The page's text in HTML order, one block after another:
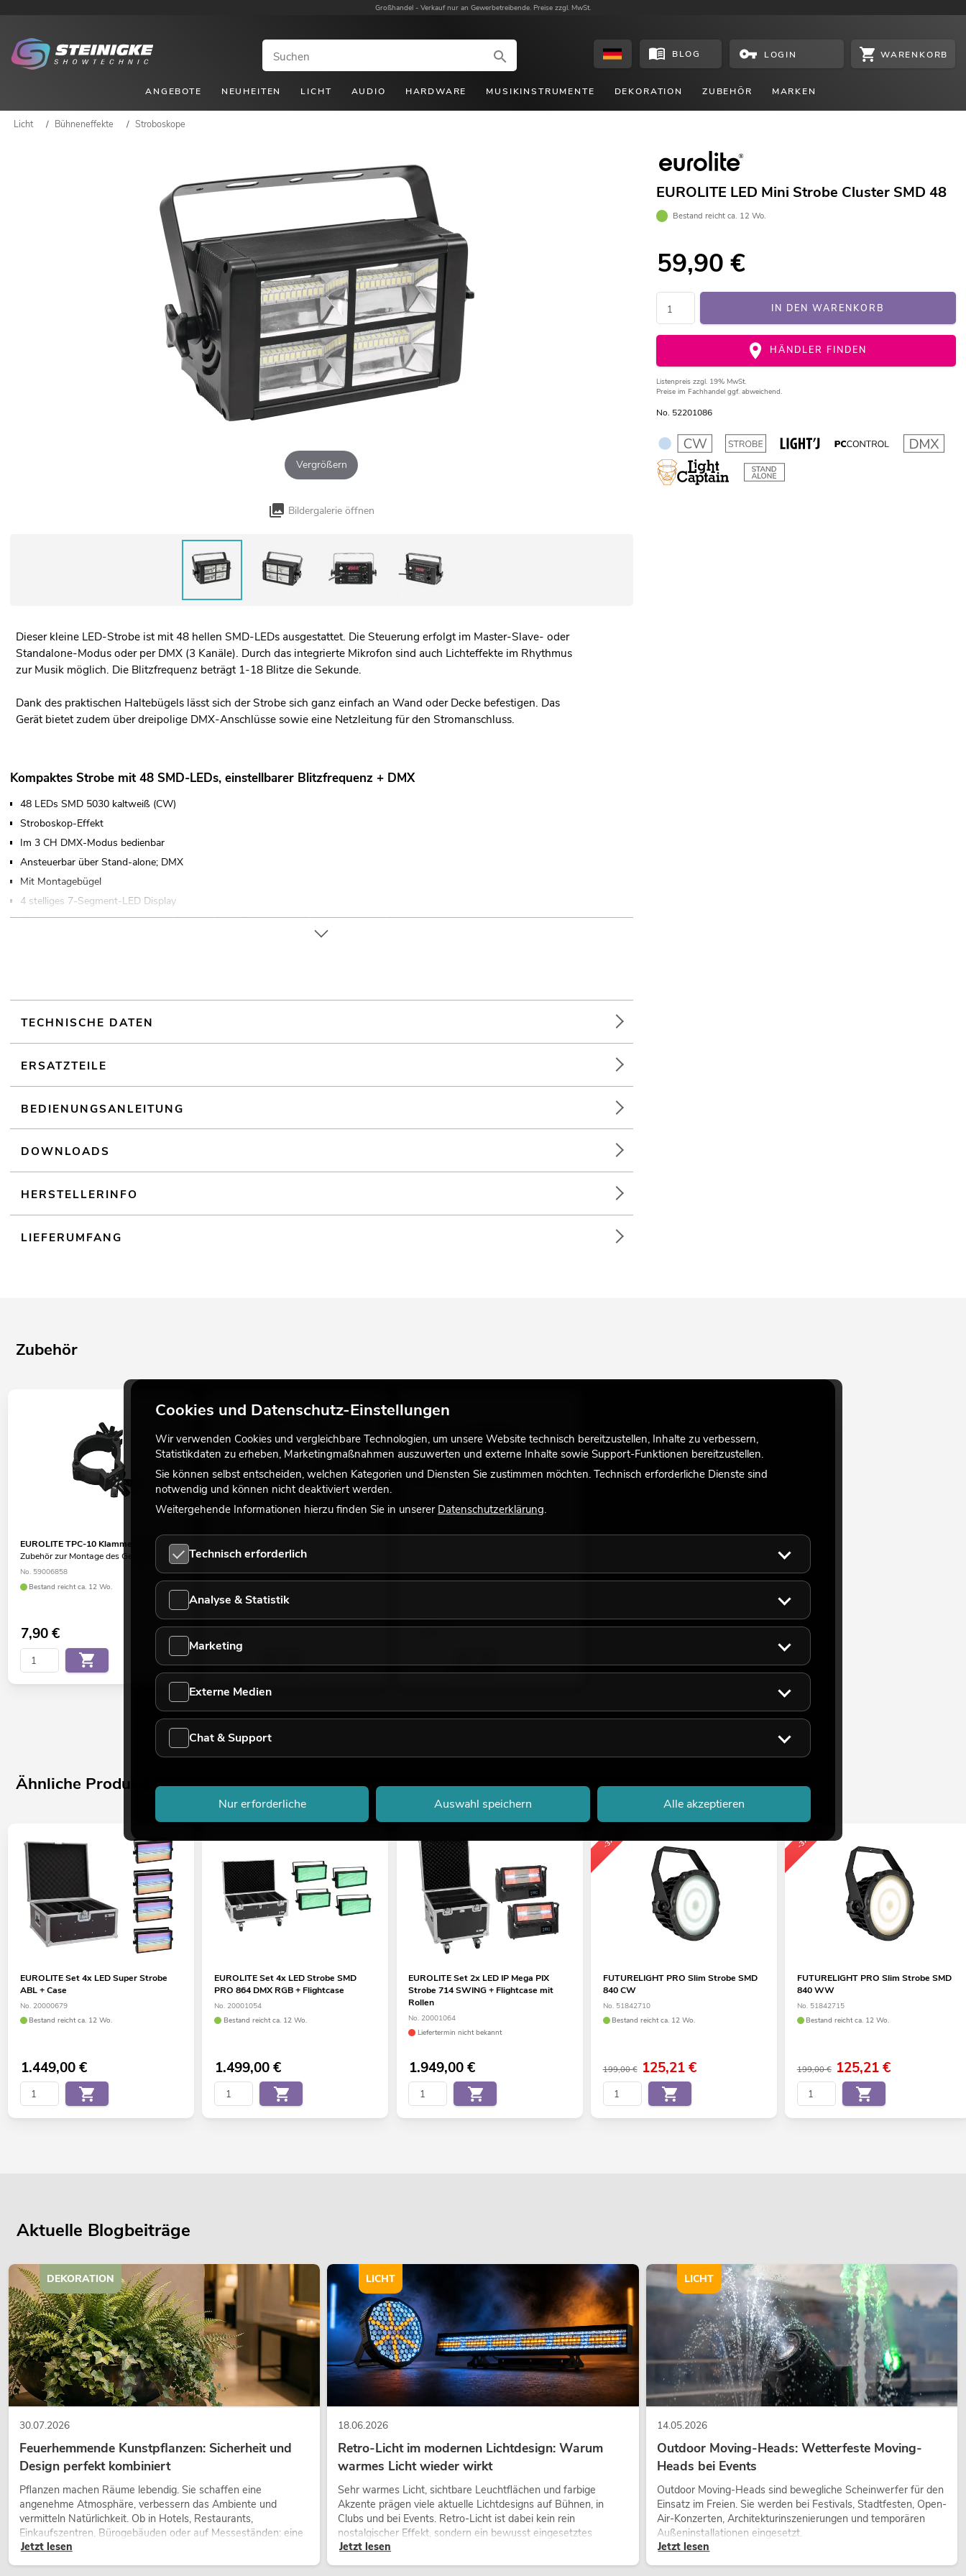
Großhandel - Verkauf nur an Gewerbetreibende. Preise zzgl. MwSt.
BLOG LOGIN WARENKORB
ANGEBOTE NEUHEITEN LICHT AUDIO HARDWARE MUSIKINSTRUMENTE DEKORATION ZUBEHÖR MARKEN
Licht / Bühneneffekte / Stroboskope
Vergrößern
Bildergalerie öffnen
EUROLITE LED Mini Strobe Cluster SMD 48
Bestand reicht ca. 12 Wo.
59,90 €
IN DEN WARENKORB
HÄNDLER FINDEN
Listenpreis zzgl. 19% MwSt.
Preise im Fachhandel ggf. abweichend.
No. 52201086
Dieser kleine LED-Strobe ist mit 48 hellen SMD-LEDs ausgestattet. Die Steuerung erfolgt im Master-Slave- oder
Standalone-Modus oder per DMX (3 Kanäle). Durch das integrierte Mikrofon sind auch Lichteffekte im Rhythmus
zur Musik möglich. Die Blitzfrequenz beträgt 1-18 Blitze die Sekunde.
Dank des praktischen Haltebügels lässt sich der Strobe sich ganz einfach an Wand oder Decke befestigen. Das
Gerät bietet zudem über dreipolige DMX-Anschlüsse sowie eine Netzleitung für den Stromanschluss.
Kompaktes Strobe mit 48 SMD-LEDs, einstellbarer Blitzfrequenz + DMX
48 LEDs SMD 5030 kaltweiß (CW)
Stroboskop-Effekt
Im 3 CH DMX-Modus bedienbar
Ansteuerbar über Stand-alone; DMX
Mit Montagebügel
4 stelliges 7-Segment-LED Display
Für Anwendungsgebiete wie zum Beispiel: Clubs/Tanzschulen; Partykeller; Mobile DJs / Alleinunterhalter; Kleinverleih
TECHNISCHE DATEN
ERSATZTEILE
BEDIENUNGSANLEITUNG
DOWNLOADS
HERSTELLERINFO
LIEFERUMFANG
Zubehör
EUROLITE TPC-10 Klammer, schwarz
Zubehör zur Montage des Gerätes
No. 59006858
Bestand reicht ca. 12 Wo.
7,90€
bis 5kg, schwarz
Überkopfmontage
No. 58010341
5,50€
No. 3022785F
5,90€
Ähnliche Produkte
EUROLITE Set 4x LED Super Strobe
ABL + Case
No. 20000679
Bestand reicht ca. 12 Wo.
1.449,00€
EUROLITE Set 4x LED Strobe SMD
PRO 864 DMX RGB + Flightcase
No. 20001054
Bestand reicht ca. 12 Wo.
1.499,00€
EUROLITE Set 2x LED IP Mega PIX
Strobe 714 SWING + Flightcase mit
Rollen
No. 20001064
Liefertermin nicht bekannt
1.949,00€
-37%
FUTURELIGHT PRO Slim Strobe SMD
840 CW
No. 51842710
Bestand reicht ca. 12 Wo.
199,00 € 125,21€
-37%
FUTURELIGHT PRO Slim Strobe SMD
840 WW
No. 51842715
Bestand reicht ca. 12 Wo.
199,00 € 125,21€
Aktuelle Blogbeiträge
30.07.2026
Feuerhemmende Kunstpflanzen: Sicherheit und
Design perfekt kombiniert
Pflanzen machen Räume lebendig. Sie schaffen eine
angenehme Atmosphäre, verbessern das Ambiente und
vermitteln Natürlichkeit. Ob in Hotels, Restaurants,
Einkaufszentren, Bürogebäuden oder auf Messeständen: eine
hochwertige Begrünung gehört heute längst zum modernen
Jetzt lesen
DEKORATION
18.06.2026
Retro-Licht im modernen Lichtdesign: Warum
warmes Licht wieder wirkt
Sehr warmes Licht, sichtbare Leuchtflächen und farbige
Akzente prägen viele aktuelle Lichtdesigns auf Bühnen, in
Clubs und bei Events. Retro-Licht ist dabei kein rein
nostalgischer Effekt, sondern ein bewusst eingesetztes
Gestaltungsmittel: Es schafft Atmosphäre, gibt Szenen
Jetzt lesen
LICHT
14.05.2026
Outdoor Moving-Heads: Wetterfeste Moving-
Heads bei Events
Outdoor Moving-Heads sind bewegliche Scheinwerfer für den
Einsatz im Freien. Sie werden bei Festivals, Stadtfesten, Open-
Air-Konzerten, Architekturinszenierungen und temporären
Außeninstallationen eingesetzt.
Jetzt lesen
LICHT
Cookies und Datenschutz-Einstellungen
Wir verwenden Cookies und vergleichbare Technologien, um unsere Website technisch bereitzustellen, Inhalte zu verbessern,
Statistikdaten zu erheben, Marketingmaßnahmen auszuwerten und externe Inhalte sowie Support-Funktionen bereitzustellen.
Sie können selbst entscheiden, welchen Kategorien und Diensten Sie zustimmen möchten. Technisch erforderliche Dienste sind
notwendig und können nicht deaktiviert werden.
Weitergehende Informationen hierzu finden Sie in unserer Datenschutzerklärung.
Technisch erforderlich
Analyse & Statistik
Marketing
Externe Medien
Chat & Support
Nur erforderliche Auswahl speichern Alle akzeptieren